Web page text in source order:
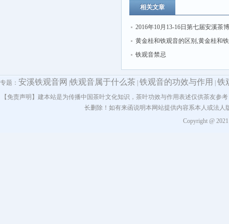
相关文章
2016年10月13-16日第七届安溪茶
国茶·中国梦”的盛况回顾
黄金桂和铁观音的区别,黄金桂和
哪个好喝
铁观音禁忌
专题： 安溪铁观音网 铁观音属于什么茶 铁观音的功效与作用 铁
【免责声明】建本站是为传播中国茶叶文化知识，茶叶功效与作用表述仅供茶友
长删除！如有来函说明本网站提供内容系本人或法
Copyright @